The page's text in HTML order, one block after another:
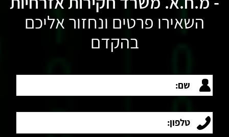
השאירו פרטים ונחזור אליכם
בהקדם
שם:
טלפון: